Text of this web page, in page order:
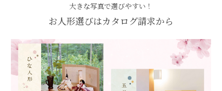
大きな写真で選びやすい！
お人形選びはカタログ請求から